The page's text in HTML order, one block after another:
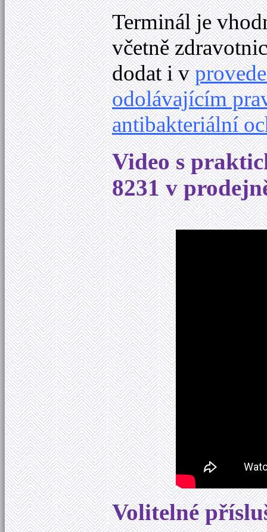
Terminál je
včetně
dodat i v
odolávajícím
antibakteriální
Video s
8231 v
Volitelné